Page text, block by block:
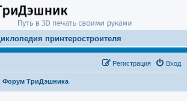
принтеростроителя
Вход
Регистрация
Форум ТриДэшника